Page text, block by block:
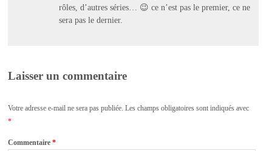
rôles, d’autres séries… 😉 ce n’est pas le premier, ce ne
sera pas le dernier.
Laisser un commentaire
Votre adresse e-mail ne sera pas publiée. Les champs obligatoires sont indiqués avec
*
Commentaire*